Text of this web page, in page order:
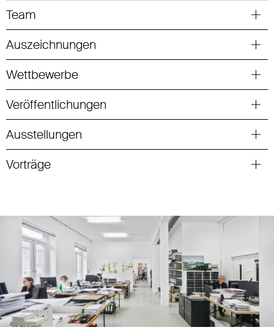
Team
Auszeichnungen
Wettbewerbe
Veröffentlichungen
Ausstellungen
Vorträge